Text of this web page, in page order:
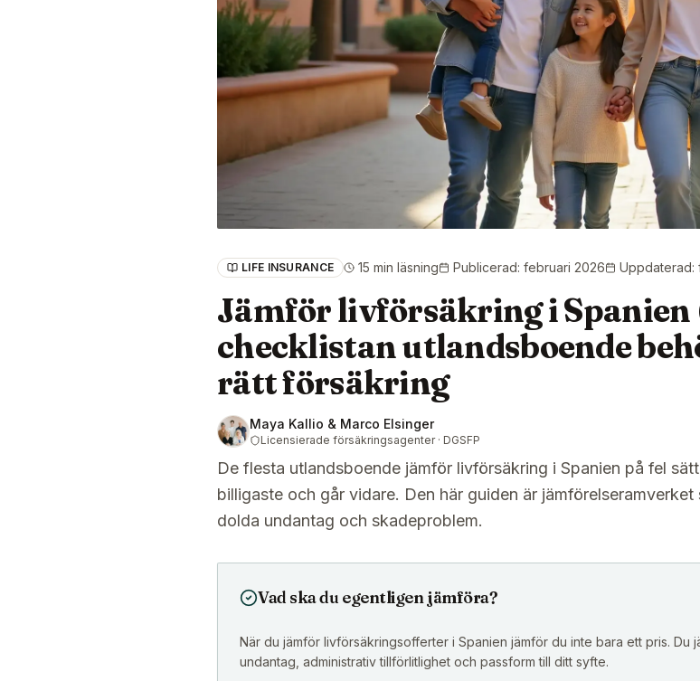
LIFE INSURANCE 15 min läsning Publicerad:februari 2026 Uppdaterad:
Jämför livförsäkring i Spanien
checklistan utlandsboende
rätt försäkring
Maya Kallio & Marco Elsinger
Licensierade försäkringsagenter · DGSFP
De flesta utlandsboende jämför livförsäkring i Spanien på fel
billigaste och går vidare. Den här guiden är
dolda undantag och skadeproblem.
Vad ska du egentligen jämföra?
När du jämför livförsäkringsofferter i Spanien jämför du inte bara ett pris. Du
undantag, administrativ tillförlitlighet och passform till ditt syfte.